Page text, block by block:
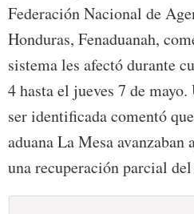
Federación Nacional de
Honduras, Fenaduanah,
sistema les afectó durante
4 hasta el jueves 7 de
ser identificada comentó
aduana La Mesa avanzaban
una recuperación parcial